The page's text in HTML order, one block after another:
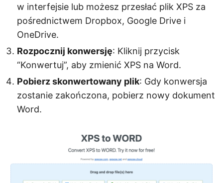
w interfejsie lub możesz przesłać plik XPS za
pośrednictwem Dropbox, Google Drive i
OneDrive.
Rozpocznij konwersję: Kliknij przycisk
“Konwertuj”, aby zmienić XPS na Word.
Pobierz skonwertowany plik: Gdy konwersja
zostanie zakończona, pobierz nowy dokument
Word.